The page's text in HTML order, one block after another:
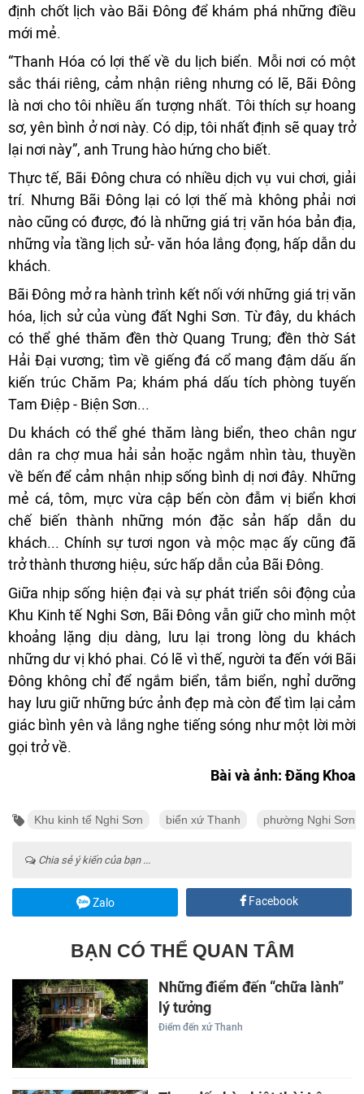
định chốt lịch vào Bãi Đông để khám phá những điều
mới mẻ.
“Thanh Hóa có lợi thế về du lịch biển. Mỗi nơi có một
sắc thái riêng, cảm nhận riêng nhưng có lẽ, Bãi Đông
là nơi cho tôi nhiều ấn tượng nhất. Tôi thích sự hoang
sơ, yên bình ở nơi này. Có dịp, tôi nhất định sẽ quay trở
lại nơi này”, anh Trung hào hứng cho biết.
Thực tế, Bãi Đông chưa có nhiều dịch vụ vui chơi, giải
trí. Nhưng Bãi Đông lại có lợi thế mà không phải nơi
nào cũng có được, đó là những giá trị văn hóa bản địa,
những vỉa tầng lịch sử- văn hóa lắng đọng, hấp dẫn du
khách.
Bãi Đông mở ra hành trình kết nối với những giá trị văn
hóa, lịch sử của vùng đất Nghi Sơn. Từ đây, du khách
có thể ghé thăm đền thờ Quang Trung; đền thờ Sát
Hải Đại vương; tìm về giếng đá cổ mang đậm dấu ấn
kiến trúc Chăm Pa; khám phá dấu tích phòng tuyến
Tam Điệp - Biện Sơn...
Du khách có thể ghé thăm làng biển, theo chân ngư
dân ra chợ mua hải sản hoặc ngắm nhìn tàu, thuyền
về bến để cảm nhận nhịp sống bình dị nơi đây. Những
mẻ cá, tôm, mực vừa cập bến còn đẫm vị biển khơi
chế biến thành những món đặc sản hấp dẫn du
khách... Chính sự tươi ngon và mộc mạc ấy cũng đã
trở thành thương hiệu, sức hấp dẫn của Bãi Đông.
Giữa nhịp sống hiện đại và sự phát triển sôi động của
Khu Kinh tế Nghi Sơn, Bãi Đông vẫn giữ cho mình một
khoảng lặng dịu dàng, lưu lại trong lòng du khách
những dư vị khó phai. Có lẽ vì thế, người ta đến với Bãi
Đông không chỉ để ngắm biển, tắm biển, nghỉ dưỡng
hay lưu giữ những bức ảnh đẹp mà còn để tìm lại cảm
giác bình yên và lắng nghe tiếng sóng như một lời mời
gọi trở về.
Bài và ảnh: Đăng Khoa
Khu kinh tế Nghi Sơn biển xứ Thanh phường Nghi Sơn
Chia sẻ ý kiến của bạn ...
Zalo Facebook
BẠN CÓ THỂ QUAN TÂM
Những điểm đến “chữa lành”
lý tưởng
Điểm đến xứ Thanh